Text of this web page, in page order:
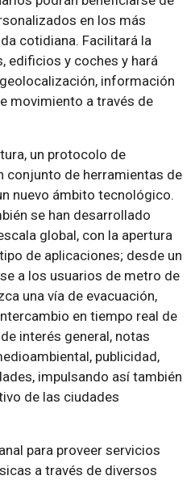
en los más
cotidiana. Facilitará la
edificios y coches y hará
información
movimiento a través de
un protocolo de
conjunto de herramientas de
nuevo ámbito tecnológico.
se han desarrollado
global, con la apertura
de aplicaciones; desde un
a los usuarios de metro de
una vía de evacuación,
en tiempo real de
interés general, notas
publicidad,
impulsando así también
de las ciudades
para proveer servicios
a través de diversos